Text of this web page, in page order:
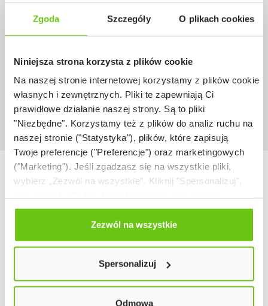
Zgoda Szczegóły O plikach cookies
Niniejsza strona korzysta z plików cookie
Na naszej stronie internetowej korzystamy z plików cookie:
własnych i zewnętrznych. Pliki te zapewniają Ci
prawidłowe działanie naszej strony. Są to pliki
"Niezbędne". Korzystamy też z plików do analiz ruchu na
naszej stronie ("Statystyka"), plików, które zapisują
Twoje preferencje ("Preferencje") oraz marketingowych
("Marketing"). Jeśli zgadzasz się na wszystkie pliki,
wybierz „Zezwól na wszystkie”. Kliknij "Spersonalizuj",
Odmów zgody poprzez przycisk „Odmowa”. Wtedy
użyjemy tylko plików niezbędnych dla naszej strony.
Twój wybór możesz zmienić przez kliknięcie przycisku w
Polityce prywatności
Zezwól na wszystkie
Spersonalizuj
Odmowa
Kod produktu:817259
599,90 zł
Nasze marki